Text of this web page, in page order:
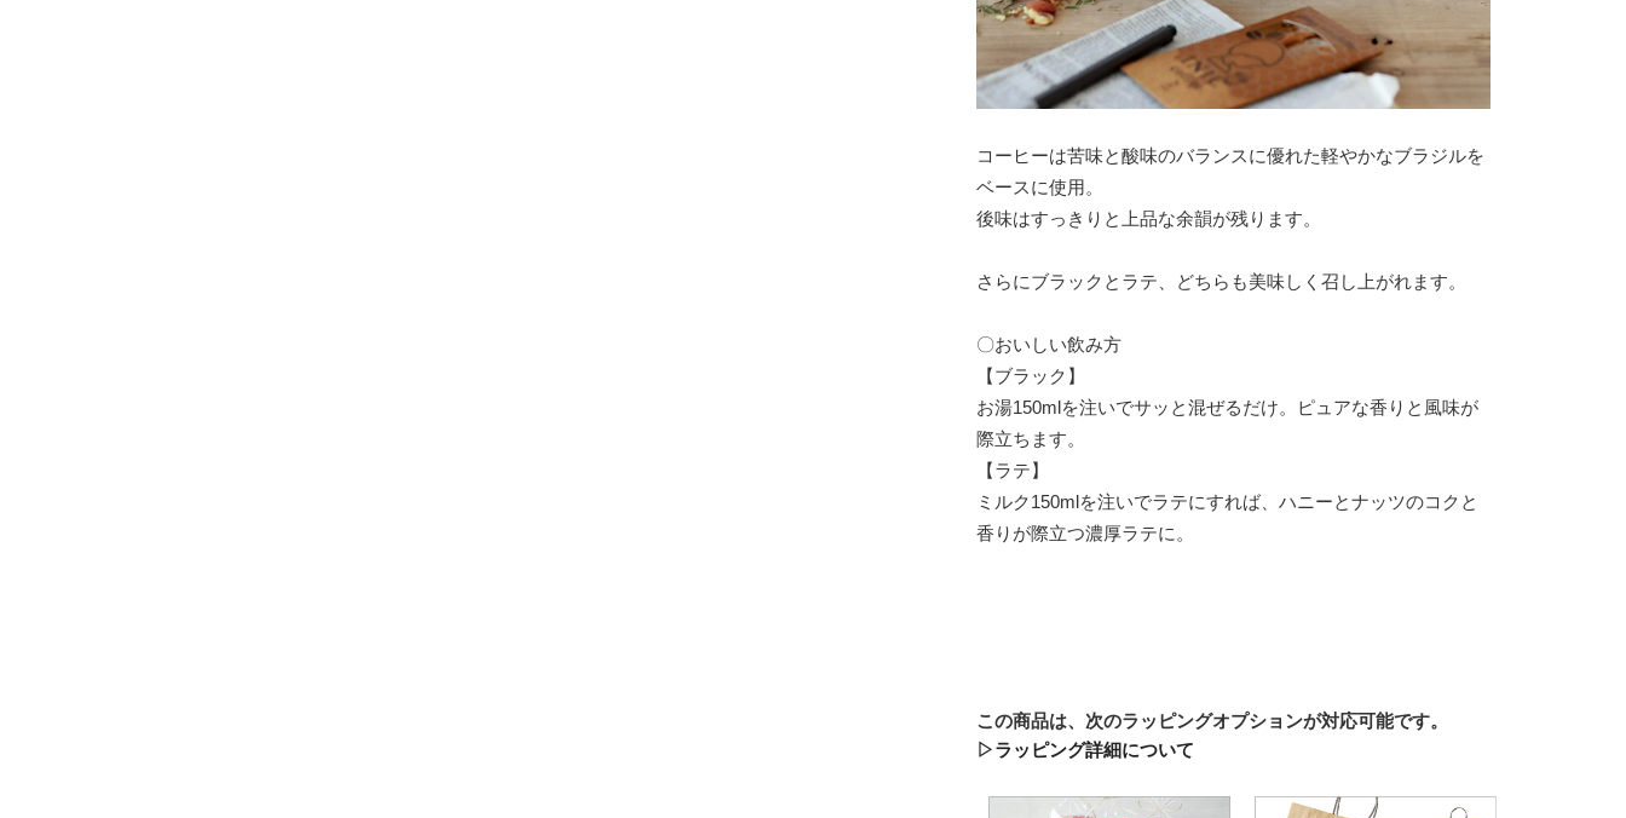
コーヒーは苦味と酸味のバランスに優れた軽やかなブラジルを
ベースに使用。
後味はすっきりと上品な余韻が残ります。
さらにブラックとラテ、どちらも美味しく召し上がれます。
〇おいしい飲み方
【ブラック】
お湯150mlを注いでサッと混ぜるだけ。ピュアな香りと風味が
際立ちます。
【ラテ】
ミルク150mlを注いでラテにすれば、ハニーとナッツのコクと
香りが際立つ濃厚ラテに。
この商品は、次のラッピングオプションが対応可能です。
▷ラッピング詳細について